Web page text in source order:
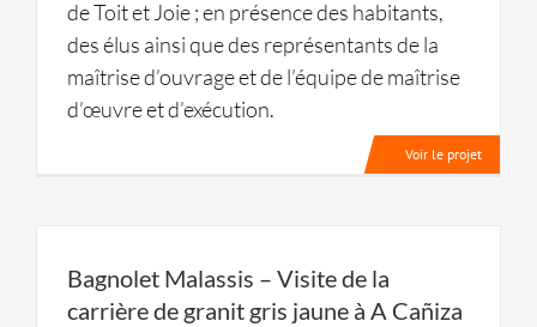
de Toit et Joie ; en présence des habitants,
des élus ainsi que des représentants de la
maîtrise d’ouvrage et de l’équipe de maîtrise
d’œuvre et d’exécution.
Voir le projet
Bagnolet Malassis – Visite de la
carrière de granit gris jaune à A Cañiza